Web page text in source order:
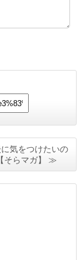
気をつけたいの
そらマガ】 ≫